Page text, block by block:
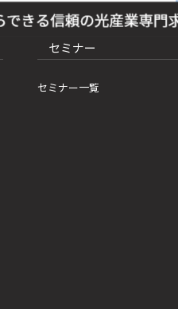
セミナー
セミナー一覧